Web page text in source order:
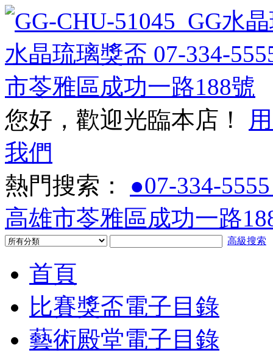
您好，歡迎光臨本店！
我們
熱門搜索： ●07-334-
高雄市苓雅區成功一路
高級搜索
首頁
比賽獎盃電子目錄
藝術殿堂電子目錄